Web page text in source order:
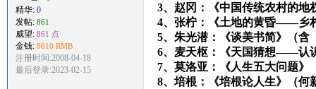
精华: 0
发帖: 861
威望: 861 点
金钱: 8610 RMB
注册时间:2008-04-18
最后登录:2023-02-15
3、赵冈：《中国传统农村的地
4、张柠：《土地的黄昏——乡
5、朱光潜：《谈美书简》（含
6、麦天枢：《天国猜想——认
7、莫洛亚：《人生五大问题》
8、培根：《培根论人生》（何